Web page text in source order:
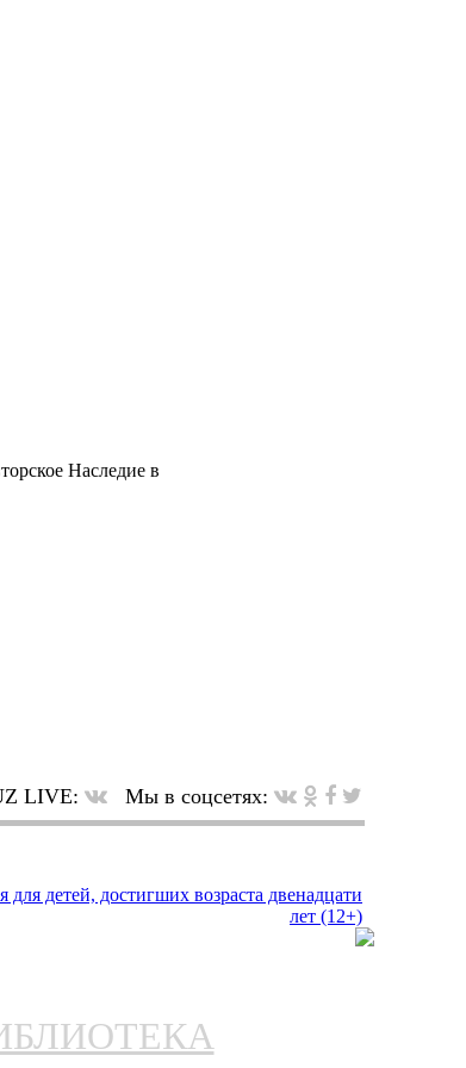
Наследие в
LIVE: Мы в соцсетях: